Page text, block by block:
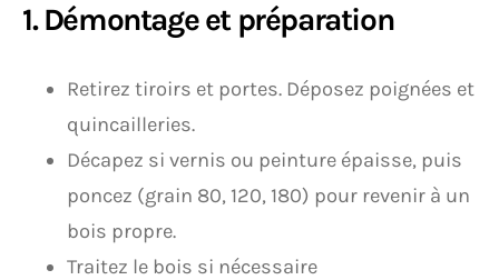
1. Démontage et préparation
Retirez tiroirs et portes. Déposez poignées et
quincailleries.
Décapez si vernis ou peinture épaisse, puis
poncez (grain 80, 120, 180) pour revenir à un
bois propre.
Traitez le bois si nécessaire